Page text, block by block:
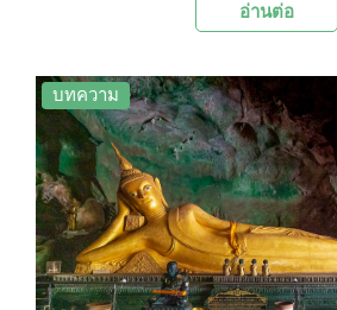
อ่านต่อ
บทความ